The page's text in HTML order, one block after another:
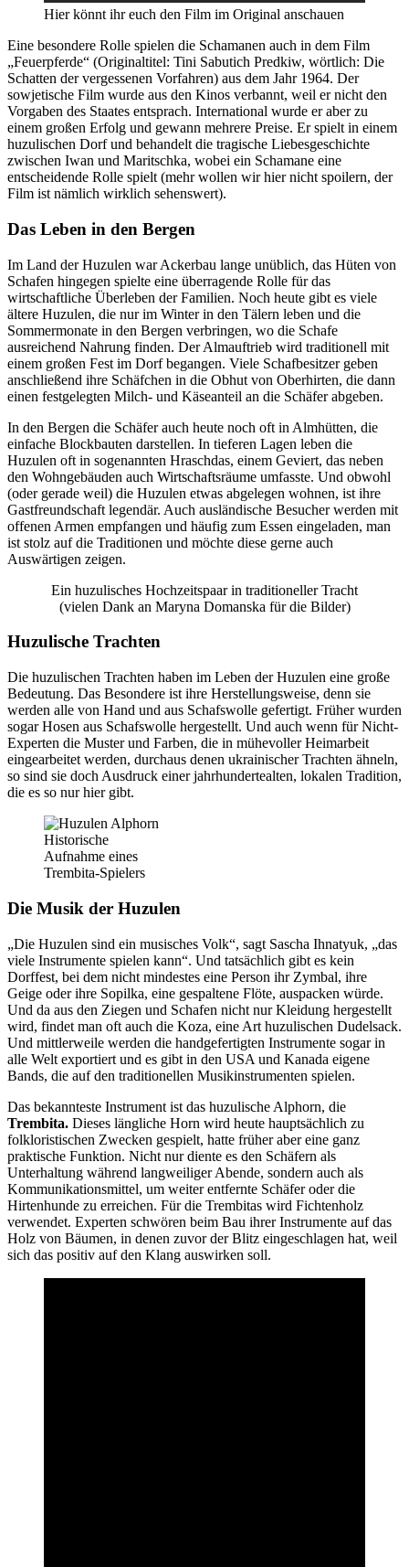
Hier könnt ihr euch den Film im Original anschauen
Eine besondere Rolle spielen die Schamanen auch in dem Film
„Feuerpferde“ (Originaltitel: Tini Sabutich Predkiw, wörtlich: Die
Schatten der vergessenen Vorfahren) aus dem Jahr 1964. Der
sowjetische Film wurde aus den Kinos verbannt, weil er nicht den
Vorgaben des Staates entsprach. International wurde er aber zu
einem großen Erfolg und gewann mehrere Preise. Er spielt in einem
huzulischen Dorf und behandelt die tragische Liebesgeschichte
zwischen Iwan und Maritschka, wobei ein Schamane eine
entscheidende Rolle spielt (mehr wollen wir hier nicht spoilern, der
Film ist nämlich wirklich sehenswert).
Das Leben in den Bergen
Im Land der Huzulen war Ackerbau lange unüblich, das Hüten von
Schafen hingegen spielte eine überragende Rolle für das
wirtschaftliche Überleben der Familien. Noch heute gibt es viele
ältere Huzulen, die nur im Winter in den Tälern leben und die
Sommermonate in den Bergen verbringen, wo die Schafe
ausreichend Nahrung finden. Der Almauftrieb wird traditionell mit
einem großen Fest im Dorf begangen. Viele Schafbesitzer geben
anschließend ihre Schäfchen in die Obhut von Oberhirten, die dann
einen festgelegten Milch- und Käseanteil an die Schäfer abgeben.
In den Bergen die Schäfer auch heute noch oft in Almhütten, die
einfache Blockbauten darstellen. In tieferen Lagen leben die
Huzulen oft in sogenannten Hraschdas, einem Geviert, das neben
den Wohngebäuden auch Wirtschaftsräume umfasste. Und obwohl
(oder gerade weil) die Huzulen etwas abgelegen wohnen, ist ihre
Gastfreundschaft legendär. Auch ausländische Besucher werden mit
offenen Armen empfangen und häufig zum Essen eingeladen, man
ist stolz auf die Traditionen und möchte diese gerne auch
Auswärtigen zeigen.
Ein huzulisches Hochzeitspaar in traditioneller Tracht
(vielen Dank an Maryna Domanska für die Bilder)
Huzulische Trachten
Die huzulischen Trachten haben im Leben der Huzulen eine große
Bedeutung. Das Besondere ist ihre Herstellungsweise, denn sie
werden alle von Hand und aus Schafswolle gefertigt. Früher wurden
sogar Hosen aus Schafswolle hergestellt. Und auch wenn für Nicht-
Experten die Muster und Farben, die in mühevoller Heimarbeit
eingearbeitet werden, durchaus denen ukrainischer Trachten ähneln,
so sind sie doch Ausdruck einer jahrhundertealten, lokalen Tradition,
die es so nur hier gibt.
Historische
Aufnahme eines
Trembita-Spielers
Die Musik der Huzulen
„Die Huzulen sind ein musisches Volk“, sagt Sascha Ihnatyuk, „das
viele Instrumente spielen kann“. Und tatsächlich gibt es kein
Dorffest, bei dem nicht mindestes eine Person ihr Zymbal, ihre
Geige oder ihre Sopilka, eine gespaltene Flöte, auspacken würde.
Und da aus den Ziegen und Schafen nicht nur Kleidung hergestellt
wird, findet man oft auch die Koza, eine Art huzulischen Dudelsack.
Und mittlerweile werden die handgefertigten Instrumente sogar in
alle Welt exportiert und es gibt in den USA und Kanada eigene
Bands, die auf den traditionellen Musikinstrumenten spielen.
Das bekannteste Instrument ist das huzulische Alphorn, die
Trembita. Dieses längliche Horn wird heute hauptsächlich zu
folkloristischen Zwecken gespielt, hatte früher aber eine ganz
praktische Funktion. Nicht nur diente es den Schäfern als
Unterhaltung während langweiliger Abende, sondern auch als
Kommunikationsmittel, um weiter entfernte Schäfer oder die
Hirtenhunde zu erreichen. Für die Trembitas wird Fichtenholz
verwendet. Experten schwören beim Bau ihrer Instrumente auf das
Holz von Bäumen, in denen zuvor der Blitz eingeschlagen hat, weil
sich das positiv auf den Klang auswirken soll.